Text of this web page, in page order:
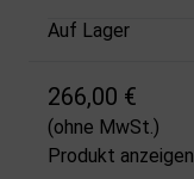
Auf Lager
266,00 €
(ohne MwSt.)
Produkt anzeigen